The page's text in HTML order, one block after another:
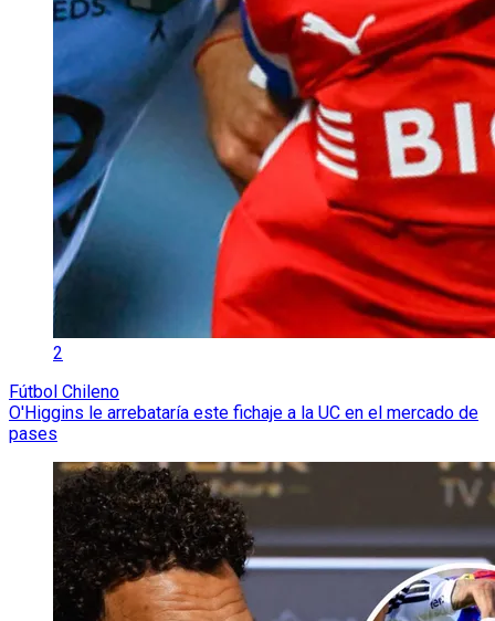
2
Fútbol Chileno
O'Higgins le arrebataría este fichaje a la UC en el mercado de
pases